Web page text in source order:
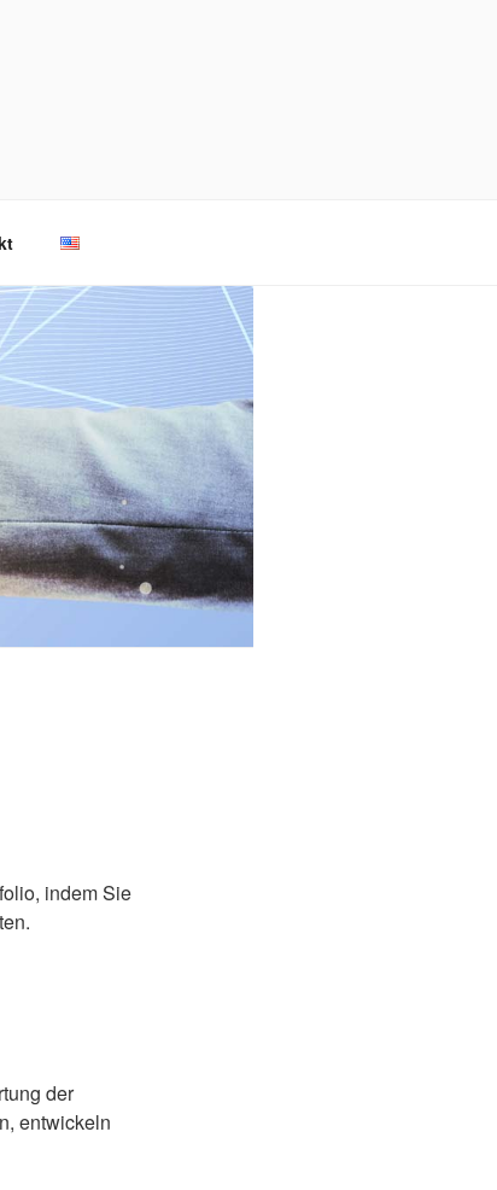
indem Sie
der
entwickeln